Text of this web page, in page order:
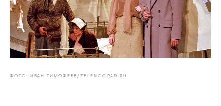
ФОТО: ИВАН ТИМОФЕЕВ/ZELENOGRAD.RU